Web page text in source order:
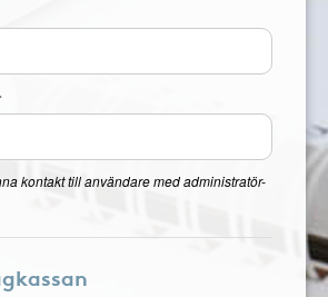
kontakt till användare med administratör-